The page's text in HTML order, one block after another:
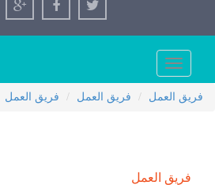
Toggle
navigation
فريق العمل
فريق العمل فريق العمل
فريق العمل